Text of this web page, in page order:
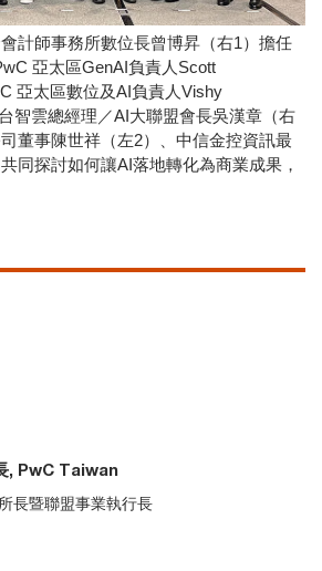
計師事務所數位長曾博昇（右1）擔任
亞太區GenAI負責人Scott
亞太區數位及AI負責人Vishy
智雲總經理／AI大聯盟會長吳漢章（右
董事陳世祥（左2）、中信金控資訊最
同探討如何讓AI落地轉化為商業成果，
, PwC Taiwan
長暨聯盟事業執行長